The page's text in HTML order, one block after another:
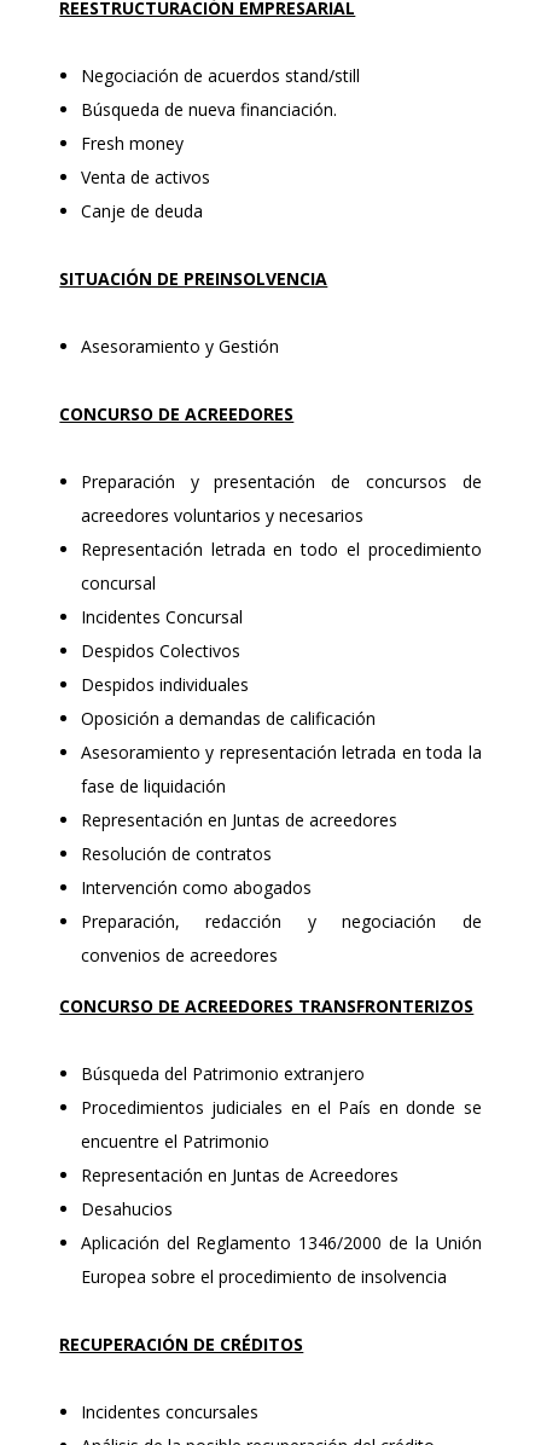
REESTRUCTURACIÓN EMPRESARIAL
Negociación de acuerdos stand/still
Búsqueda de nueva financiación.
Fresh money
Venta de activos
Canje de deuda
SITUACIÓN DE PREINSOLVENCIA
Asesoramiento y Gestión
CONCURSO DE ACREEDORES
Preparación y presentación de concursos de
acreedores voluntarios y necesarios
Representación letrada en todo el procedimiento
concursal
Incidentes Concursal
Despidos Colectivos
Despidos individuales
Oposición a demandas de calificación
Asesoramiento y representación letrada en toda la
fase de liquidación
Representación en Juntas de acreedores
Resolución de contratos
Intervención como abogados
Preparación, redacción y negociación de
convenios de acreedores
CONCURSO DE ACREEDORES TRANSFRONTERIZOS
Búsqueda del Patrimonio extranjero
Procedimientos judiciales en el País en donde se
encuentre el Patrimonio
Representación en Juntas de Acreedores
Desahucios
Aplicación del Reglamento 1346/2000 de la Unión
Europea sobre el procedimiento de insolvencia
RECUPERACIÓN DE CRÉDITOS
Incidentes concursales